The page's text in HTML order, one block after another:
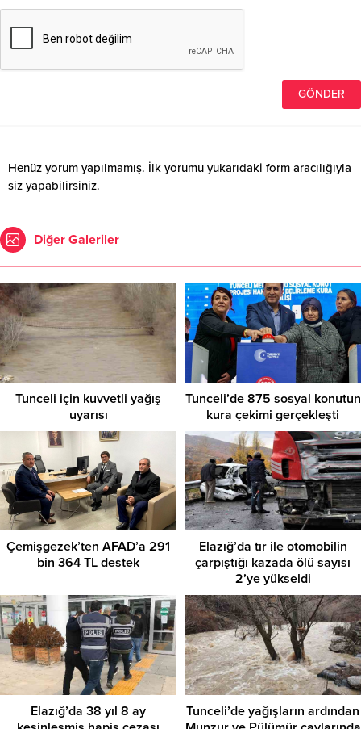
Henüz yorum yapılmamış. İlk yorumu yukarıdaki form aracılığıyla
siz yapabilirsiniz.
Diğer Galeriler
Tunceli için kuvvetli yağış
uyarısı
Tunceli’de 875 sosyal konutun
kura çekimi gerçekleşti
Çemişgezek’ten AFAD’a 291
bin 364 TL destek
Elazığ’da tır ile otomobilin
çarpıştığı kazada ölü sayısı
2’ye yükseldi
Elazığ’da 38 yıl 8 ay
Tunceli’de yağışların ardından